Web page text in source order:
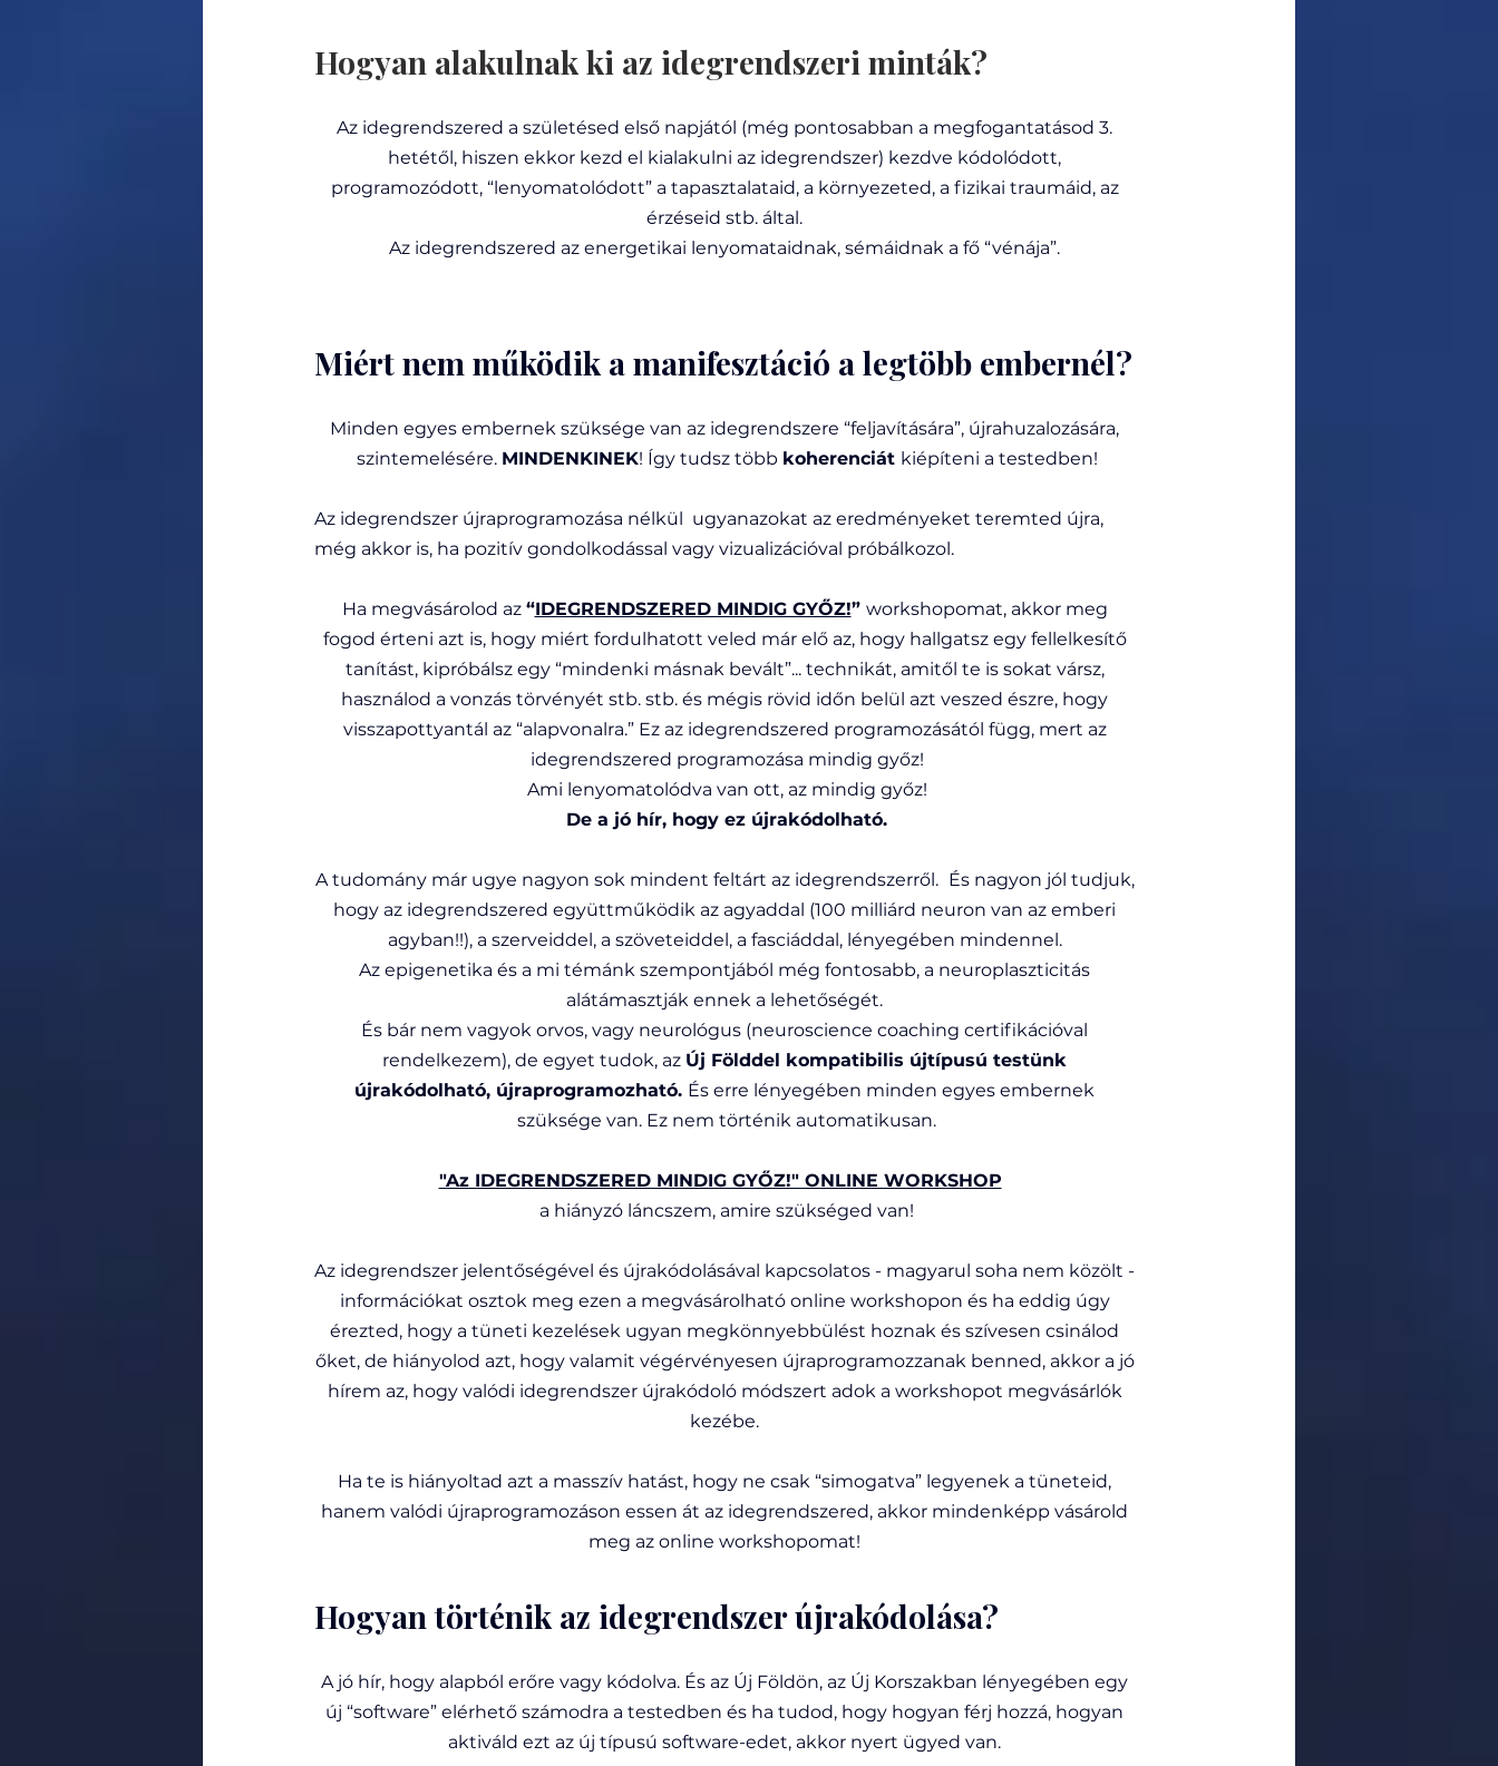
Hogyan alakulnak ki az idegrendszeri minták?
Az idegrendszered a születésed első napjától (még pontosabban a megfogantatásod 3.
hetétől, hiszen ekkor kezd el kialakulni az idegrendszer) kezdve kódolódott,
programozódott, “lenyomatolódott” a tapasztalataid, a környezeted, a fizikai traumáid, az
érzéseid stb. által.
Az idegrendszered az energetikai lenyomataidnak, sémáidnak a fő “vénája”.
Miért nem működik a manifesztáció a legtöbb embernél?
Minden egyes embernek szüksége van az idegrendszere “feljavítására”, újrahuzalozására,
szintemelésére. MINDENKINEK! Így tudsz több koherenciát kiépíteni a testedben!
Az idegrendszer újraprogramozása nélkül  ugyanazokat az eredményeket teremted újra,
még akkor is, ha pozitív gondolkodással vagy vizualizációval próbálkozol.
Ha megvásárolod az “IDEGRENDSZERED MINDIG GYŐZ!” workshopomat, akkor meg
fogod érteni azt is, hogy miért fordulhatott veled már elő az, hogy hallgatsz egy fellelkesítő
tanítást, kipróbálsz egy “mindenki másnak bevált”... technikát, amitől te is sokat vársz,
használod a vonzás törvényét stb. stb. és mégis rövid időn belül azt veszed észre, hogy
visszapottyantál az “alapvonalra.” Ez az idegrendszered programozásától függ, mert az
idegrendszered programozása mindig győz!
Ami lenyomatolódva van ott, az mindig győz!
De a jó hír, hogy ez újrakódolható.
A tudomány már ugye nagyon sok mindent feltárt az idegrendszerről. És nagyon jól tudjuk,
hogy az idegrendszered együttműködik az agyaddal (100 milliárd neuron van az emberi
agyban!!), a szerveiddel, a szöveteiddel, a fasciáddal, lényegében mindennel.
Az epigenetika és a mi témánk szempontjából még fontosabb, a neuroplaszticitás
alátámasztják ennek a lehetőségét.
És bár nem vagyok orvos, vagy neurológus (neuroscience coaching certifikációval
rendelkezem), de egyet tudok, az Új Földdel kompatibilis újtípusú testünk
újrakódolható, újraprogramozható. És erre lényegében minden egyes embernek
szüksége van. Ez nem történik automatikusan.
"Az IDEGRENDSZERED MINDIG GYŐZ!" ONLINE WORKSHOP
a hiányzó láncszem, amire szükséged van!
Az idegrendszer jelentőségével és újrakódolásával kapcsolatos - magyarul soha nem közölt -
információkat osztok meg ezen a megvásárolható online workshopon és ha eddig úgy
érezted, hogy a tüneti kezelések ugyan megkönnyebbülést hoznak és szívesen csinálod
őket, de hiányolod azt, hogy valamit végérvényesen újraprogramozzanak benned, akkor a jó
hírem az, hogy valódi idegrendszer újrakódoló módszert adok a workshopot megvásárlók
kezébe.
Ha te is hiányoltad azt a masszív hatást, hogy ne csak “simogatva” legyenek a tüneteid,
hanem valódi újraprogramozáson essen át az idegrendszered, akkor mindenképp vásárold
meg az online workshopomat!
Hogyan történik az idegrendszer újrakódolása?
A jó hír, hogy alapból erőre vagy kódolva. És az Új Földön, az Új Korszakban lényegében egy
új “software” elérhető számodra a testedben és ha tudod, hogy hogyan férj hozzá, hogyan
aktiváld ezt az új típusú software-edet, akkor nyert ügyed van.